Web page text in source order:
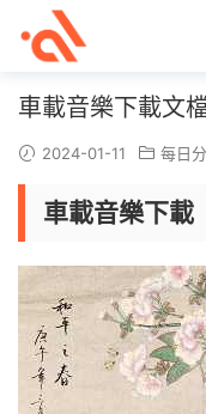
車載音樂下載文
2024-01-11 每日
車載音樂下載